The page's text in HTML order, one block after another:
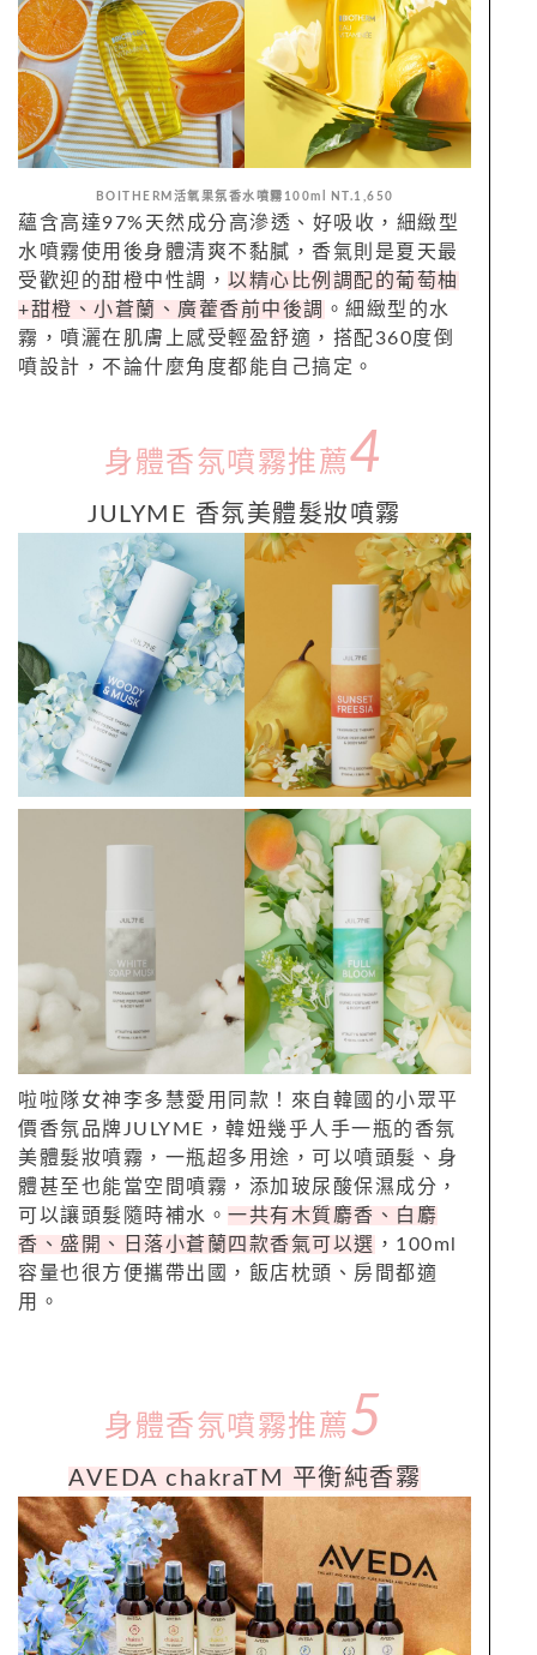
BOITHERM活氧果氛 香水 噴霧100ml NT.1,650
蘊含高達97%天然成分高滲透、好吸收，細緻型
水噴霧使用後身體清爽不黏膩，香氣則是夏天最
受歡迎的甜橙中性調， 以精心比例調配的葡萄柚
+甜橙、小蒼蘭、 廣藿香前中後調 。細緻型的水
霧，噴灑在肌膚上感受輕盈舒適，搭配360度倒
噴設計，不論什麼角度都能自己搞定。
身體香氛噴霧推薦4
JULYME 香氛美體髮妝 噴霧
啦啦隊女神李多慧愛用同款！來自韓國的小眾平
價香氛品牌JULYME，韓妞幾乎人手一瓶的香氛
美體髮妝噴霧，一瓶超多用途，可以噴頭髮、身
體甚至也能當空間噴霧，添加玻尿酸保濕成分，
可以讓頭髮隨時補水。 一共有木質麝香、
白麝
香、盛開、日落小蒼蘭四款香氣可以選 ， 100ml
容量也很方便攜帶出國
，飯店枕頭、房間都適
用。
身體香氛噴霧推薦 5
AVEDA chakraTM 平衡純香霧